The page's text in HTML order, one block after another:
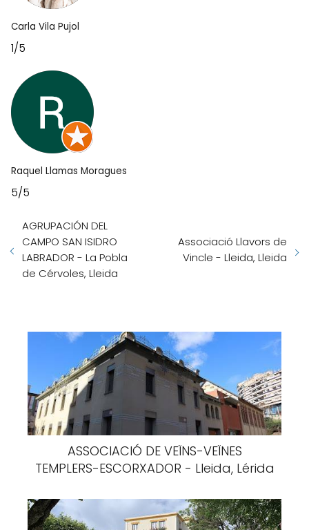
Carla Vila Pujol
1/5
Raquel Llamas Moragues
5/5
AGRUPACIÓN DEL
CAMPO SAN ISIDRO
LABRADOR - La Pobla
de Cérvoles, Lleida
Associació Llavors de
Vincle - Lleida, Lleida
ASSOCIACIÓ DE VEÏNS-VEÏNES
TEMPLERS-ESCORXADOR - Lleida, Lérida